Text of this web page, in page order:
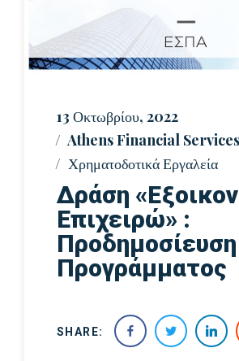
13 Οκτωβρίου, 2022
Athens Financial Services
Χρηματοδοτικά Εργαλεία
Δράση
Επιχειρώ» :
Προδημοσίευση
Προγράμματος
SHARE: